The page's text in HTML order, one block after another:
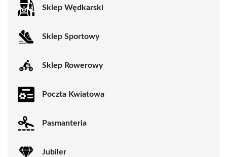
Sklep Wędkarski
Sklep Sportowy
Sklep Rowerowy
Poczta Kwiatowa
Pasmanteria
Jubiler